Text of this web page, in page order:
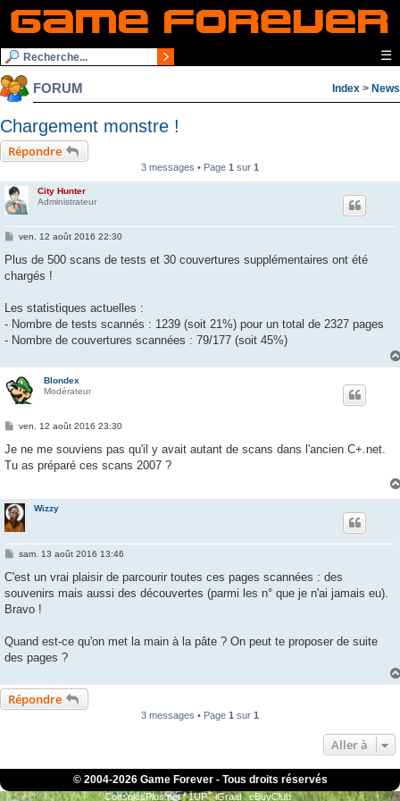
☰
FORUM Index > News
Chargement monstre !
Répondre
3 messages • Page 1 sur 1
City Hunter
Administrateur
M
s
a
ven. 12 août 2016 22:30
Plus de 500 scans de tests et 30 couvertures supplémentaires ont été
chargés !
Les statistiques actuelles :
- Nombre de tests scannés : 1239 (soit 21%) pour un total de 2327 pages
- Nombre de couvertures scannées : 79/177 (soit 45%)
Blondex
Modérateur
M
s
a
ven. 12 août 2016 23:30
Je ne me souviens pas qu'il y avait autant de scans dans l'ancien C+.net.
Tu as préparé ces scans 2007 ?
Wizzy
M
s
a
g
sam. 13 août 2016 13:46
C'est un vrai plaisir de parcourir toutes ces pages scannées : des
souvenirs mais aussi des découvertes (parmi les n° que je n'ai jamais eu).
Bravo !
Quand est-ce qu'on met la main à la pâte ? On peut te proposer de suite
des pages ?
Répondre
3 messages • Page 1 sur 1
Aller à
© 2004-2026 Game Forever - Tous droits réservés
ConsolesPlus.net 1UP iGraal eBuyClub